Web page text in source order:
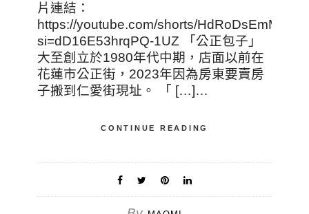
片連結：
https://youtube.com/shorts/HdRoDsEmMD4?
si=dD16E53hrqPQ-1UZ 「公正包子」
大至創立於1980年代中期，店面以前在
花蓮市公正街，2023年因為房東要賣房
子搬到仁愛街現址。 「 […]…
CONTINUE READING